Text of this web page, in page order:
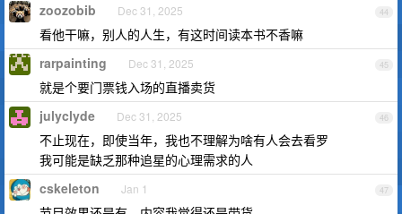
44
zoozobib Dec 31, 2025
看他干嘛，别人的人生，有这时间读本书不香嘛
45
rarpainting Dec 31, 2025
就是个要门票钱入场的直播卖货
46
julyclyde Dec 31, 2025
不止现在，即使当年，我也不理解为啥有人会去看罗
我可能是缺乏那种追星的心理需求的人
47
cskeleton Jan 1